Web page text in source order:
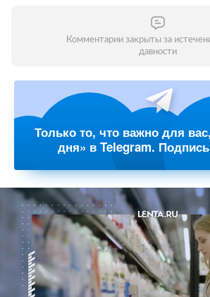
Комментарии закрыты за
давности
Только то, что важно для
дня» в Telegram.